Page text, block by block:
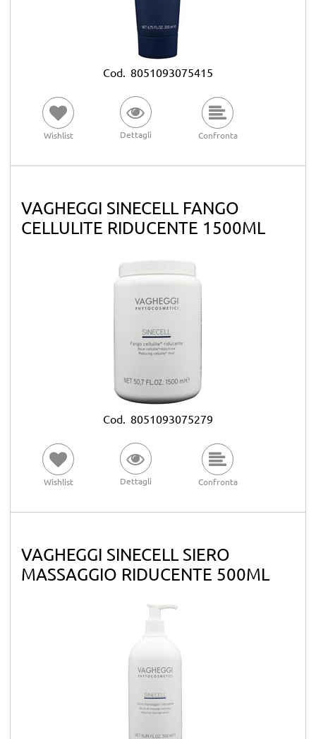
Cod. 8051093075415
Wishlist Dettagli Confronta
VAGHEGGI SINECELL FANGO
CELLULITE RIDUCENTE 1500ML
Cod. 8051093075279
Wishlist Dettagli Confronta
VAGHEGGI SINECELL SIERO
MASSAGGIO RIDUCENTE 500ML